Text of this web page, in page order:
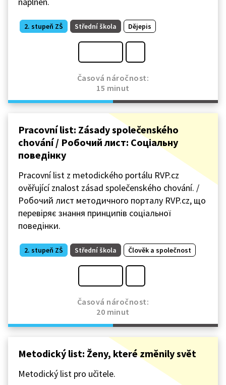
2. stupeň ZŠ Střední škola Dějepis
Časová náročnost:
15 minut
Pracovní list: Zásady společenského
chování / Робочий лист: Соціальну
поведінку
Pracovní list z metodického portálu RVP.cz
ověřující znalost zásad společenského chování. /
Робочий лист методичного порталу RVP.cz, що
перевіряє знання принципів соціальної
поведінки.
2. stupeň ZŠ Střední škola Člověk a společnost
Časová náročnost:
20 minut
Metodický list: Ženy, které změnily svět
Metodický list pro učitele.